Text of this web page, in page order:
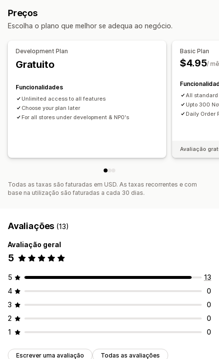
Notificações em tempo real
Automatizações
Personalização
Regras de notificação
Preços
Escolha o plano que melhor se adequa ao negócio.
Development Plan
Gratuito
Funcionalidades
Unlimited access to all features
Choose your plan later
For all stores under development & NP0's
Basic Plan
$4.95/
All
Upto 300
Daily Order
Avaliação
Todas as taxas são faturadas em USD. As taxas recorrentes e com
base na utilização são faturadas a cada 30 dias.
Avaliações (13)
Avaliação geral
5
5
13
4
0
3
0
2
0
1
0
Escrever uma avaliação Todas as avaliações